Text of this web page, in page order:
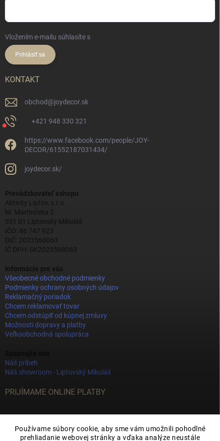
Používame súbory cookie, aby sme vám umožnili pohodlné
prehliadanie webovej stránky a vďaka analýze neustále
Vložením e-mailu súhlasíte s
Prihlásiť sa
KONTAKT
obchod@joydecor.sk
+421 948 330 321
https://www.facebook.com/people/JOY-
DECOR/61552187031434/
joydecor.sk/
Prevádzkovateľ eshopu
Aktivity Liptov, s.r.o.
M. Martinčeka 2
031 01 Liptovský Mikuláš
IČO: 46 747 923
DIČ: 2023568063
IČ DPH: SK2023568063
Informácie pre vás
Všeobecné obchodné podmienky
Podmienky ochrany osobných údajov
Reklamačný poriadok
Chcem reklamovať tovar
Chcem odstúpiť od kúpnej zmluvy
Možnosti dopravy a platby
Veľkoobchodná spolupráca
Náš príbeh
Náš showroom - Liptovský Mikuláš
PRIJÍMAME ONLINE PLATBY